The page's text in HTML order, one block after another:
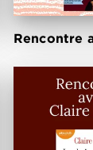
Rencontre